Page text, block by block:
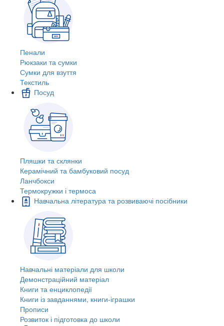
Пенали
Рюкзаки та сумки
Сумки для взуття
Текстиль
Посуд
Пляшки та склянки
Керамічний та бамбуковий посуд
Ланчбокси
Термокружки і термоса
Навчальна література та розвиваючі посібники
Навчальні матеріали для школи
Демонстраційний матеріал
Книги та енциклопедії
Книги із завданнями, книги-іграшки
Прописи
Розвиток і підготовка до школи